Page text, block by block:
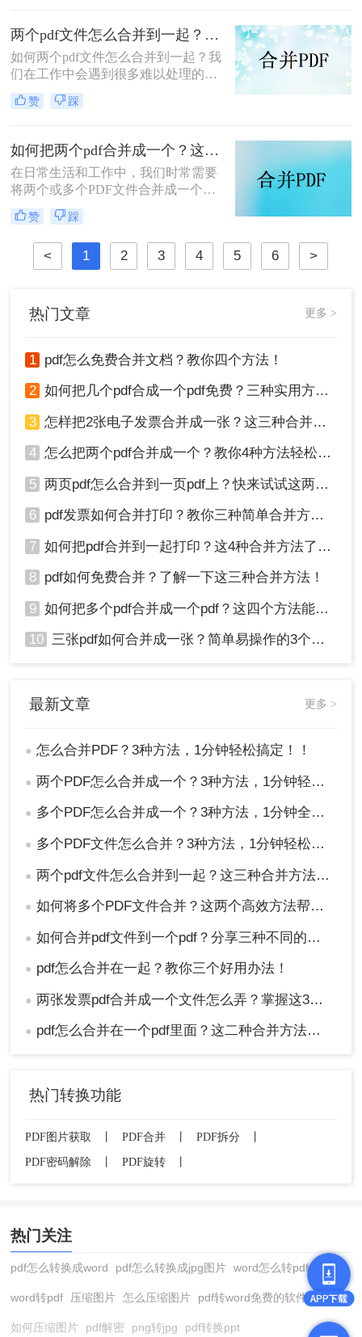
轻松应对这一需求。
两个pdf文件怎么合并到一起？大家来试试这3种方法吧！
如何两个pdf文件怎么合并到一起？我
们在工作中会遇到很多难以处理的文
件，比如PDF文件，特别是多个PDF
文件合并成一个PDF文件。事实上，
互联网上找到相关的方法。最后，我
们不能达到我们理想的预期。让我们
来看看pdf合并的方法。
赞 踩
如何把两个pdf合并成一个？这4种合并方法很好用！
在日常生活和工作中，我们时常需要
将两个或多个PDF文件合并成一个，
以便于管理、查阅和分享。那么如何
把两个pdf合并成一个呢？本文将介绍
三种常用的PDF合并方法。
赞 踩
< 1 2 3 4 5 6 >
热门文章 更多 >
1 pdf怎么免费合并文档？教你四个方法！
2 如何把几个pdf合成一个pdf免费？三种实用方法分享！
3 怎样把2张电子发票合并成一张？这三种合并方法学习一下!
4 怎么把两个pdf合并成一个？教你4种方法轻松完成合并！
5 两页pdf怎么合并到一页pdf上？快来试试这两种方法吧！
6 pdf发票如何合并打印？教你三种简单合并方法！
7 如何把pdf合并到一起打印？这4种合并方法了解一下！
8 pdf如何免费合并？了解一下这三种合并方法！
9 如何把多个pdf合并成一个pdf？这四个方法能帮助大家！
10 三张pdf如何合并成一张？简单易操作的3个方法！
最新文章 更多 >
● 怎么合并PDF？3种方法，1分钟轻松搞定！！
● 两个PDF怎么合并成一个？3种方法，1分钟轻松搞定！
● 多个PDF怎么合并成一个？3种方法，1分钟全搞定！！
● 多个PDF文件怎么合并？3种方法，1分钟轻松搞定！!
● 两个pdf文件怎么合并到一起？这三种合并方法超实用！
● 如何将多个PDF文件合并？这两个高效方法帮你解决！
● 如何合并pdf文件到一个pdf？分享三种不同的方法来帮助您轻松合并！
● pdf怎么合并在一起？教你三个好用办法！
● 两张发票pdf合并成一个文件怎么弄？掌握这3种方法轻松合并！
● pdf怎么合并在一个pdf里面？这二种合并方法了解下！
热门转换功能
PDF图片获取 PDF合并 PDF拆分
PDF密码解除
丨 PDF旋转 丨
热门关注
pdf怎么转换成word pdf怎么转换成jpg图片 word怎么转pdf
word转pdf 压缩图片 怎么压缩图片 pdf转word免费的软件
如何压缩图片 pdf解密 png转jpg pdf转换ppt